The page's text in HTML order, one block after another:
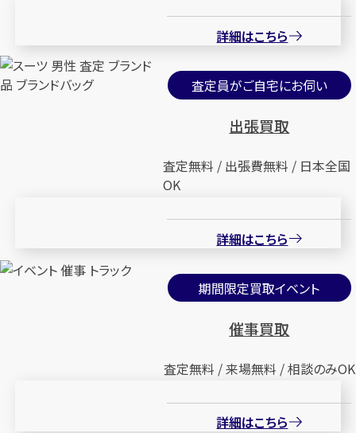
詳細はこちら
査定員がご自宅にお伺い
出張買取
査定無料 / 出張費無料 / 日本全国
OK
詳細はこちら
期間限定買取イベント
催事買取
査定無料 / 来場無料 / 相談のみOK
詳細はこちら